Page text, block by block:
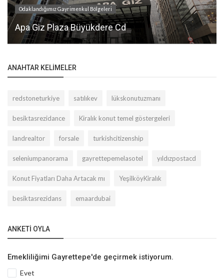
Odaklandığımız Gayrimenkul Bölgeleri
Apa Giz Plaza Büyükdere Cd
ANAHTAR KELIMELER
redstoneturkiye satılıkev lükskonutuzmanı
besiktasrezidance Kiralık konut temel göstergeleri
landrealtor forsale turkishcitizenship
seleniumpanorama gayrettepemelasotel yıldızpostacd
Konut Fiyatları Daha Artacak mı YeşilköyKiralık
besiktasrezidans emaardubai
ANKETI OYLA
Emekliliğimi Gayrettepe'de geçirmek istiyorum.
Evet